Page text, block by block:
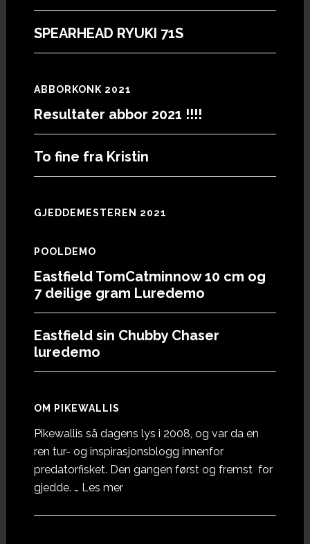
SPEARHEAD RYUKI 71S
ABBORKONK 2021
Resultater abbor 2021 !!!!
To fine fra Kristin
GJEDDEMESTEREN 2021
POOLDEMO
Eastfield TomCatminnow 10 cm og
7 deilige gram Luredemo
Eastfield sin Chubby Chaser
luredemo
OM PIKEWALLIS
Pikewallis så dagens lys i 2008, og var da en
ren tur- og inspirasjonsblogg innenfor
predatorfisket. Den gangen først og fremst for
gjedde. … Les meromOm